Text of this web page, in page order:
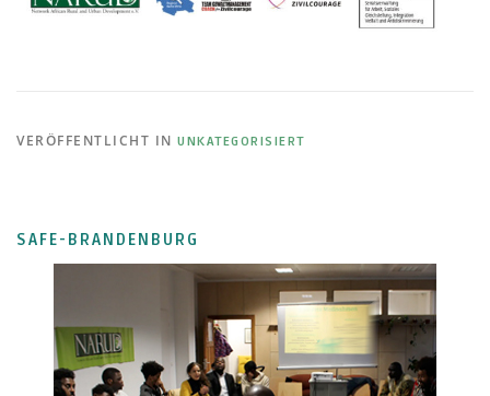
VERÖFFENTLICHT IN UNKATEGORISIERT
SAFE-BRANDENBURG